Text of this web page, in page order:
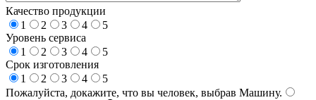
Качество продукции
1
2 3 4
5
Уровень сервиса
1
2 3 4
5
Срок изготовления
1
2 3 4
5
Пожалуйста, докажите, что вы человек, выбрав Машину.